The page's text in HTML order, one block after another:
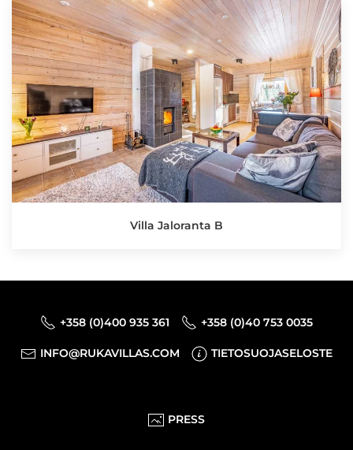
Villa Jaloranta B
+358 (0)400 935 361 +358 (0)40 753 0035
INFO@RUKAVILLAS.COM TIETOSUOJASELOSTE
PRESS